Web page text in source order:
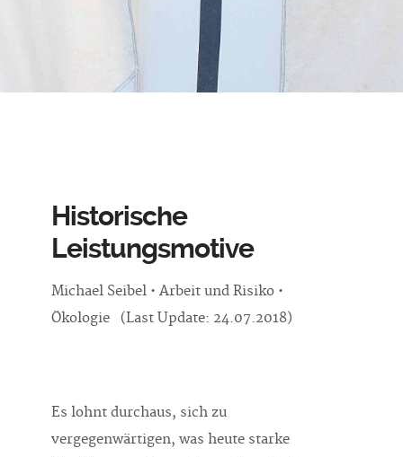
Historische
Leistungsmotive
Michael Seibel • Arbeit und Risiko •
Ökologie (Last Update: 24.07.2018)
Es lohnt durchaus, sich zu
vergegenwärtigen, was heute starke